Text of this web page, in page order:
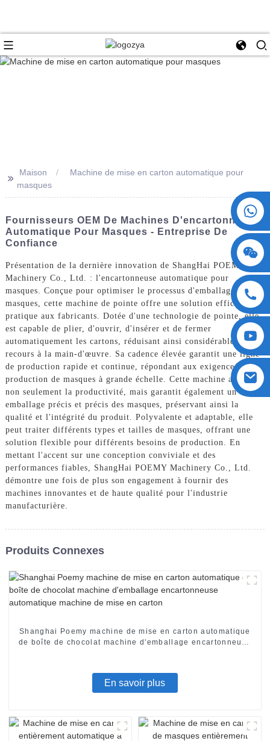
>>
Maison
Machine de mise en carton automatique pour
masques
Fournisseurs OEM De Machines D'encartonnage
Automatique Pour Masques - Entreprise De
Confiance
Présentation de la dernière innovation de ShangHai POEMY
Machinery Co., Ltd. : l'encartonneuse automatique pour
masques. Conçue pour optimiser le processus d'emballage des
masques, cette machine de pointe offre une solution efficace et
pratique aux fabricants. Dotée d'une technologie de pointe, elle
est capable de plier, d'ouvrir, d'insérer et de fermer
automatiquement les cartons, réduisant ainsi considérablement le
recours à la main-d'œuvre. Sa cadence élevée garantit une ligne
de production rapide et continue, répondant aux exigences de la
production de masques à grande échelle. Cette machine améliore
non seulement la productivité, mais garantit également un
emballage précis et précis des masques, préservant ainsi la
qualité et l'intégrité du produit. Polyvalente et adaptable, elle
peut traiter différents types et tailles de masques, offrant une
solution flexible pour différents besoins de production. En
mettant l'accent sur une conception conviviale et des
performances fiables, ShangHai POEMY Machinery Co., Ltd.
démontre une fois de plus son engagement à fournir des
machines innovantes et de haute qualité pour l'industrie
manufacturière.
Produits Connexes
Shanghai Poemy machine de mise en carton automatique
de boîte de chocolat machine d'emballage encartonneuse
En savoir plus